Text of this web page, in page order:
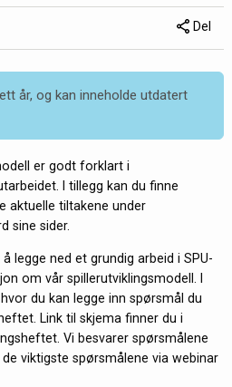
Del
år, og kan inneholde utdatert
er godt forklart i
I tillegg kan du finne
aktuelle tiltakene under
sine sider.
legge ned et grundig arbeid i SPU-
om vår spillerutviklingsmodell. I
du kan legge inn spørsmål du
Link til skjema finner du i
Vi besvarer spørsmålene
viktigste spørsmålene via webinar